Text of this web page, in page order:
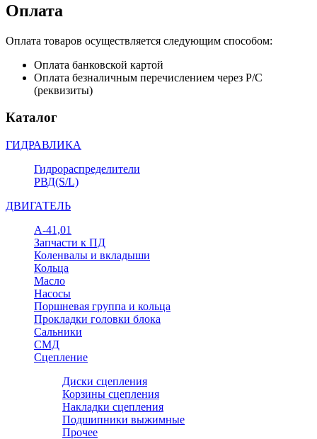
Оплата
Оплата товаров осуществляется следующим способом:
Оплата банковской картой
Оплата безналичным перечислением через Р/С
(реквизиты)
Каталог
ГИДРАВЛИКА
Гидрораспределители
РВД(S/L)
ДВИГАТЕЛЬ
А-41,01
Запчасти к ПД
Коленвалы и вкладыши
Кольца
Масло
Насосы
Поршневая группа и кольца
Прокладки головки блока
Сальники
СМД
Сцепление
Диски сцепления
Корзины сцепления
Накладки сцепления
Подшипники выжимные
Прочее